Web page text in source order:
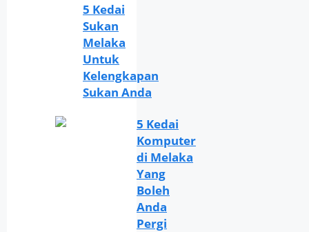
5 Kedai
Sukan
Melaka
Untuk
Kelengkapan
Sukan Anda
5 Kedai
Komputer
di Melaka
Yang
Boleh
Anda
Pergi